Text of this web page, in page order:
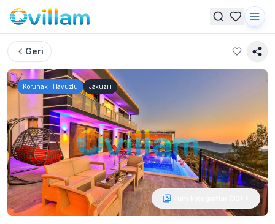
Geri
Korunaklı Havuzlu Jakuzili